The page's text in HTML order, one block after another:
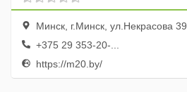
Минск, г.Минск, ул.Некрасова
+375 29 353-20-...
https://m20.by/